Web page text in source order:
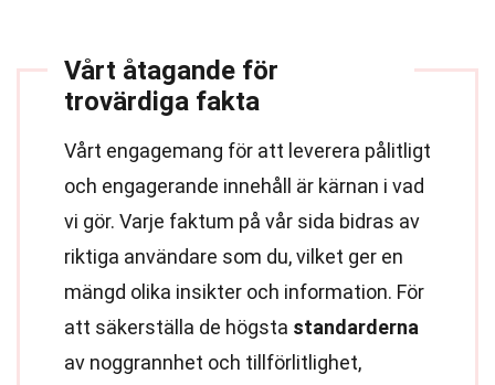
Vårt åtagande för
trovärdiga fakta
Vårt engagemang för att leverera pålitligt
och engagerande innehåll är kärnan i vad
vi gör. Varje faktum på vår sida bidras av
riktiga användare som du, vilket ger en
mängd olika insikter och information. För
att säkerställa de högsta standarderna
av noggrannhet och tillförlitlighet,